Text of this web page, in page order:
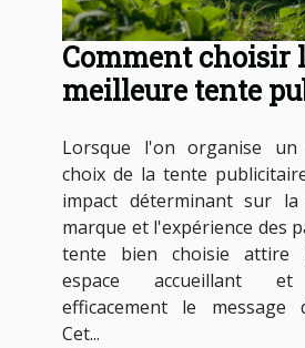
Comment choisir
meilleure tente
Lorsque l'on organise un
choix de la tente
impact déterminant sur
marque et l'expérience des
tente bien choisie
espace accueillant et
efficacement le message
Cet...